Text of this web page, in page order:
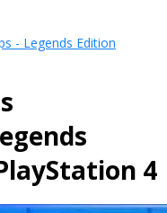
- Legends Edition
4